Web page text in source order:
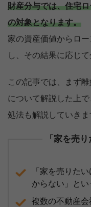
財産分与では、住宅
の対象となります。
家の資産価値からロ
し、その結果に応じ
この記事では、まず
について解説した上
処法も解説していきま
「家を売
「家を売りた
からない」と
複数の不動産会